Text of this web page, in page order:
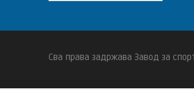
Сва права задржава Завод за